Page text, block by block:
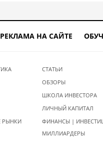
РЕКЛАМА НА САЙТЕ
РЫНКИ
СТАТЬИ
ОБЗОРЫ
ШКОЛА ИНВЕСТОРА
ЛИЧНЫЙ КАПИТАЛ
ФИНАНСЫ |
МИЛЛИАРДЕРЫ